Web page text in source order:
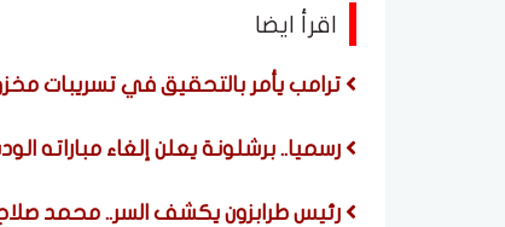
اقرأ ايضا
ترامب يأمر بالتحقيق في تسريبات
رسميا.. برشلونة يعلن إلغاء مباراته
رئيس طرابزون يكشف السر.. محمد صلاح